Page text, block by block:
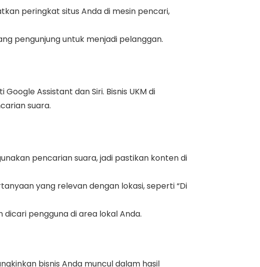
peringkat situs Anda di mesin pencari,
pengunjung untuk menjadi pelanggan.
Assistant dan Siri. Bisnis UKM di
suara.
pencarian suara, jadi pastikan konten di
yang relevan dengan lokasi, seperti “Di
pengguna di area lokal Anda.
bisnis Anda muncul dalam hasil